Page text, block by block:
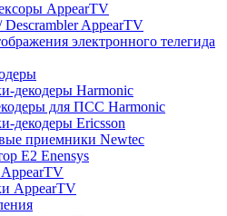
AppearTV
Descrambler AppearTV
электронного телегида
декодеры Harmonic
для ПСС Harmonic
декодеры Ericsson
приемники Newtec
Е2 Enensys
AppearTV